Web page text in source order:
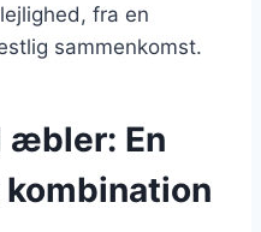
fra en
sammenkomst.
æbler: En